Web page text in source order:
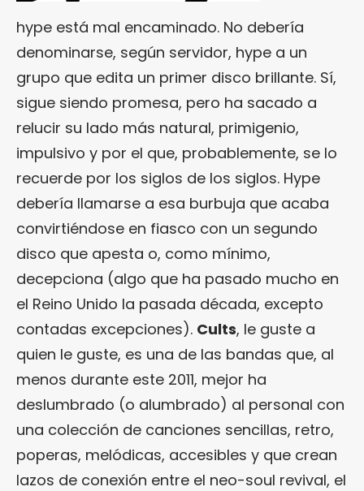
hype está mal encaminado. No debería
denominarse, según servidor, hype a un
grupo que edita un primer disco brillante. Sí,
sigue siendo promesa, pero ha sacado a
relucir su lado más natural, primigenio,
impulsivo y por el que, probablemente, se lo
recuerde por los siglos de los siglos. Hype
debería llamarse a esa burbuja que acaba
convirtiéndose en fiasco con un segundo
disco que apesta o, como mínimo,
decepciona (algo que ha pasado mucho en
el Reino Unido la pasada década, excepto
contadas excepciones). Cults, le guste a
quien le guste, es una de las bandas que, al
menos durante este 2011, mejor ha
deslumbrado (o alumbrado) al personal con
una colección de canciones sencillas, retro,
poperas, melódicas, accesibles y que crean
lazos de conexión entre el neo-soul revival, el